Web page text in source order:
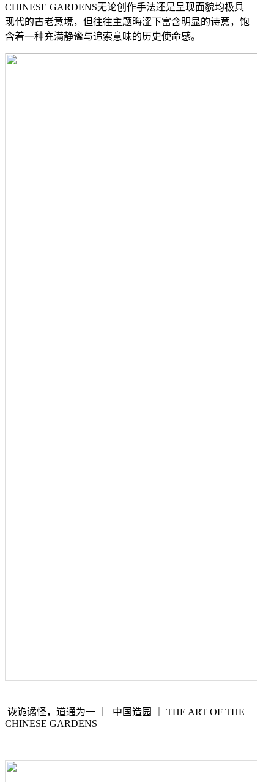
CHINESE GARDENS无论创作手法还是呈现面貌均极具
现代的古老意境，但往往主题晦涩下富含明显的诗意，饱
含着一种充满静谧与追索意味的历史使命感。
诙诡谲怪，道通为一 中国造园
THE ART OF THE
CHINESE GARDENS